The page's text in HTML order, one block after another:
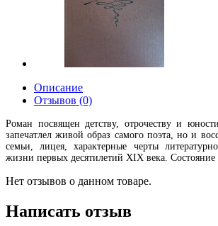
Описание
Отзывов (0)
Роман посвящен детству, отрочеству и
запечатлел живой образ самого поэта, но и
семьи, лицея, характерные черты
жизни первых десятилетий XIX века. Состояние
Нет отзывов о данном товаре.
Написать отзыв